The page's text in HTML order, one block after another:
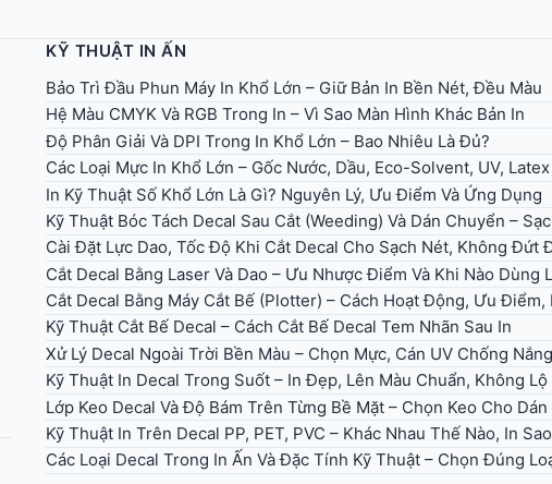
KỸ THUẬT IN ẤN
Bảo Trì Đầu Phun Máy In Khổ Lớn – Giữ Bản In Bền Nét, Đều Màu
Hệ Màu CMYK Và RGB Trong In – Vì Sao Màn Hình Khác Bản In
Độ Phân Giải Và DPI Trong In Khổ Lớn – Bao Nhiêu Là Đủ?
Các Loại Mực In Khổ Lớn – Gốc Nước, Dầu, Eco-Solvent, UV, Latex
In Kỹ Thuật Số Khổ Lớn Là Gì? Nguyên Lý, Ưu Điểm Và Ứng Dụng
Kỹ Thuật Bóc Tách Decal Sau Cắt (Weeding) Và Dán Chuyển –
Cài Đặt Lực Dao, Tốc Độ Khi Cắt Decal Cho Sạch Nét, Không Đứt
Cắt Decal Bằng Laser Và Dao – Ưu Nhược Điểm Và Khi Nào Dùng
Cắt Decal Bằng Máy Cắt Bế (Plotter) – Cách Hoạt Động, Ưu Điểm,
Kỹ Thuật Cắt Bế Decal – Cách Cắt Bế Decal Tem Nhãn Sau In
Xử Lý Decal Ngoài Trời Bền Màu – Chọn Mực, Cán UV Chống
Kỹ Thuật In Decal Trong Suốt – In Đẹp, Lên Màu Chuẩn, Không Lộ
Lớp Keo Decal Và Độ Bám Trên Từng Bề Mặt – Chọn Keo Cho Dán
Kỹ Thuật In Trên Decal PP, PET, PVC – Khác Nhau Thế Nào, In
Các Loại Decal Trong In Ấn Và Đặc Tính Kỹ Thuật – Chọn Đúng